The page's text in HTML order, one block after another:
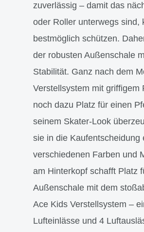
zuverlässig – damit das
oder Roller unterwegs sind,
bestmöglich schützen.
der robusten Außenschale
Stabilität. Ganz nach dem
Verstellsystem mit
noch dazu Platz für einen
seinem Skater-Look
sie in die
verschiedenen Farben und
am Hinterkopf schafft Platz
Außenschale mit dem
Ace Kids Verstellsystem –
Lufteinlässe und 4